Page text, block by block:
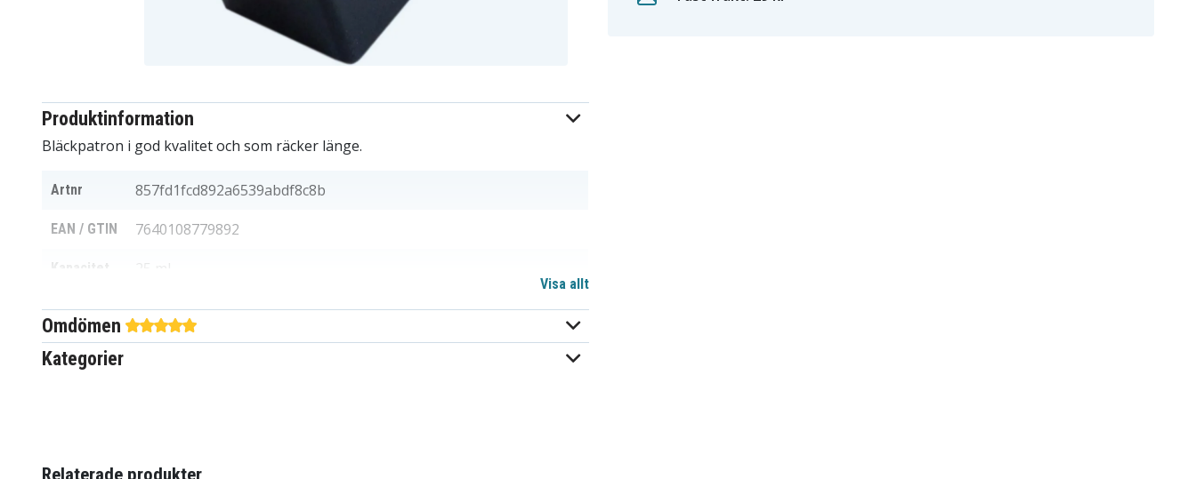
Produktinformation
Bläckpatron i god kvalitet och som räcker länge.
Artnr 857fd1fcd892a6539abdf8c8b
EAN / GTIN 7640108779892
Kapacitet 25 ml
Produkttyp Bläckpatroner
Passar
varumärke
Info!
som i originalprodukten, Denna miljöpatron ger alltså
Visa allt
Omdömen
Kategorier
Relaterade produkter